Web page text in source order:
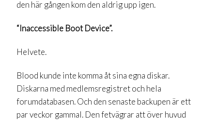
den här gången kom den aldrig upp igen.
“Inaccessible Boot Device”.
Helvete.
Blood kunde inte komma åt sina egna diskar.
Diskarna med medlemsregistret och hela
forumdatabasen. Och den senaste backupen är ett
par veckor gammal. Den fetvägrar att över huvud